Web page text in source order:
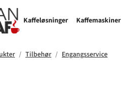
Kaffeløsninger Kaffemaskiner
Tilbehør Engangsservice